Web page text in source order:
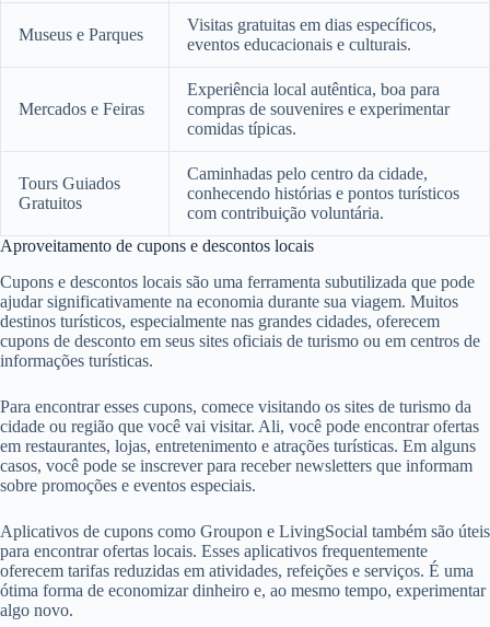
Museus e Parques
Visitas gratuitas em dias específicos,
eventos educacionais e culturais.
Mercados e Feiras
Experiência local autêntica, boa para
compras de souvenires e experimentar
comidas típicas.
Tours Guiados
Gratuitos
Caminhadas pelo centro da cidade,
conhecendo histórias e pontos turísticos
com contribuição voluntária.
Aproveitamento de cupons e descontos locais
Cupons e descontos locais são uma ferramenta subutilizada que pode
ajudar significativamente na economia durante sua viagem. Muitos
destinos turísticos, especialmente nas grandes cidades, oferecem
cupons de desconto em seus sites oficiais de turismo ou em centros de
informações turísticas.
Para encontrar esses cupons, comece visitando os sites de turismo da
cidade ou região que você vai visitar. Ali, você pode encontrar ofertas
em restaurantes, lojas, entretenimento e atrações turísticas. Em alguns
casos, você pode se inscrever para receber newsletters que informam
sobre promoções e eventos especiais.
Aplicativos de cupons como Groupon e LivingSocial também são úteis
para encontrar ofertas locais. Esses aplicativos frequentemente
oferecem tarifas reduzidas em atividades, refeições e serviços. É uma
ótima forma de economizar dinheiro e, ao mesmo tempo, experimentar
algo novo.